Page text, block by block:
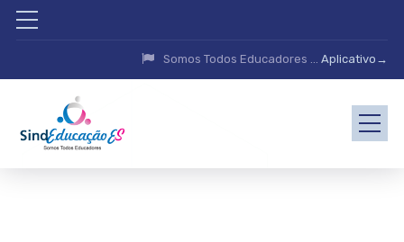
Somos Todos Educadores ...Aplicativo→